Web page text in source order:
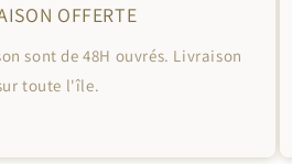
OFFERTE
sont de 48H ouvrés. Livraison
toute l'île.